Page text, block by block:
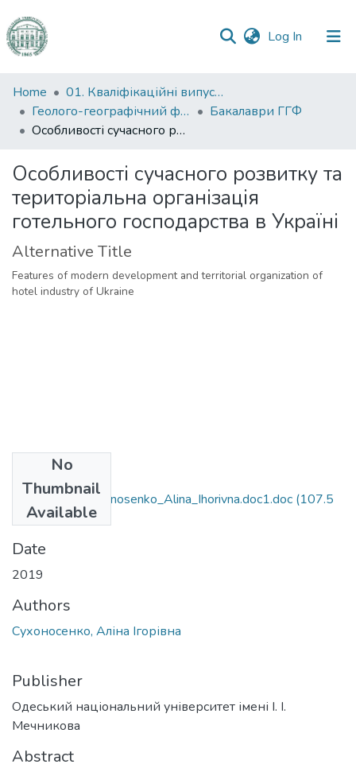
Log In (current)
Communities
&
Collections
Statistics
Home
01. Кваліфікаційні випускні роботи здобувачів вищої освіти
Геолого-географічний факультет
Бакалаври ГГФ
Особливості сучасного розвитку та територіальна організація готельного господарства в Україні
Особливості сучасного розвитку та
територіальна організація
готельного господарства в Україні
Alternative Title
Features of modern development аnd territorial organization of
hotel industry of Ukraine
No
Thumbnail
Available
6.040104_Sukhonosenko_Alina_Ihorivna.doc1.doc (107.5
KB)
Date
2019
Authors
Сухоносенко, Аліна Ігорівна
Publisher
Одеський національний університет імені І. І.
Мечникова
Abstract